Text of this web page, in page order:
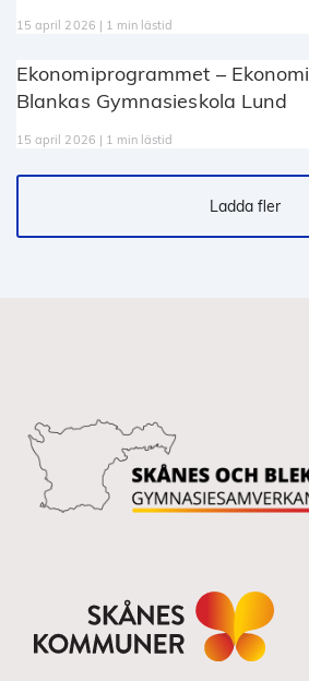
15 april 2026 | 1 min lästid
Ekonomiprogrammet –
Blankas Gymnasieskola Lund
15 april 2026 | 1 min lästid
Ladda fler